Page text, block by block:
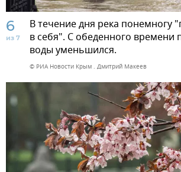
6
из 7
В течение дня река понемногу
в себя". С обеденного времени
воды уменьшился.
© РИА Новости Крым . Дмитрий Макеев